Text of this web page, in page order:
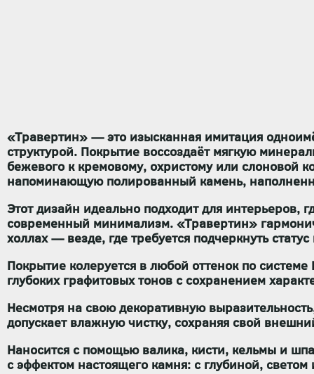
«Травертин» — это изысканная имитация
структурой. Покрытие воссоздаёт мягкую
бежевого к кремовому, охристому или слоновой
напоминающую полированный камень,
Этот дизайн идеально подходит для интерьеров,
современный минимализм. «Травертин»
холлах — везде, где требуется подчеркнуть статус
Покрытие колеруется в любой оттенок по системе
глубоких графитовых тонов с сохранением
Несмотря на свою декоративную
допускает влажную чистку, сохраняя свой
Наносится с помощью валика, кисти, кельмы и
с эффектом настоящего камня: с глубиной,